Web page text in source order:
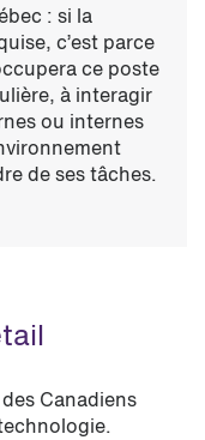
: si la
c’est parce
ce poste
à interagir
ou internes
de ses tâches.
Canadiens